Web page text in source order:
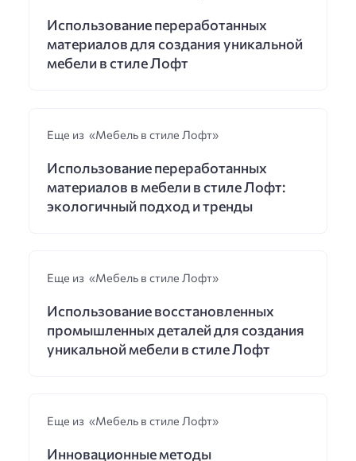
Использование переработанных
материалов для создания уникальной
мебели в стиле Лофт
Еще из «Мебель в стиле Лофт»
Использование переработанных
материалов в мебели в стиле Лофт:
экологичный подход и тренды
Еще из «Мебель в стиле Лофт»
Использование восстановленных
промышленных деталей для создания
уникальной мебели в стиле Лофт
Еще из «Мебель в стиле Лофт»
Инновационные методы